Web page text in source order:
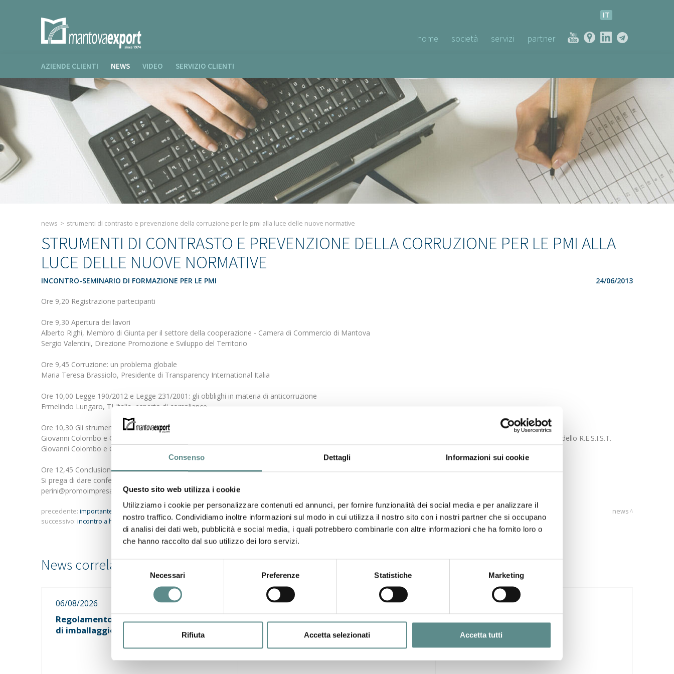
Consenso Dettagli Informazioni sui cookie
Questo sito web utilizza i cookie
Utilizziamo i cookie per personalizzare contenuti ed annunci, per fornire funzionalità dei social media e per analizzare il
nostro traffico. Condividiamo inoltre informazioni sul modo in cui utilizza il nostro sito con i nostri partner che si occupano
di analisi dei dati web, pubblicità e social media, i quali potrebbero combinarle con altre informazioni che ha fornito loro o
che hanno raccolto dal suo utilizzo dei loro servizi.
Selezione
Necessari Preferenze Statistiche Marketing
Rifiuta Accetta selezionati Accetta tutti
IT
home società servizi partner
AZIENDE CLIENTI NEWS VIDEO SERVIZIO CLIENTI
news > strumenti di contrasto e prevenzione della corruzione per le pmi alla luce delle nuove normative
STRUMENTI DI CONTRASTO E PREVENZIONE DELLA CORRUZIONE PER LE PMI ALLA
LUCE DELLE NUOVE NORMATIVE
INCONTRO-SEMINARIO DI FORMAZIONE PER LE PMI 24/06/2013
Ore 9,20 Registrazione partecipanti
Ore 9,30 Apertura dei lavori
Alberto Righi, Membro di Giunta per il settore della cooperazione - Camera di Commercio di Mantova
Sergio Valentini, Direzione Promozione e Sviluppo del Territorio
Ore 9,45 Corruzione: un problema globale
Maria Teresa Brassiolo, Presidente di Transparency International Italia
Ore 10,00 Legge 190/2012 e Legge 231/2001: gli obblighi in materia di anticorruzione
Ermelindo Lungaro, TI-Italia, esperto di compliance
Ore 10,30 Gli strumenti di Transparency International
Giovanni Colombo e Giorgio Fraschini, TI-Italia, Esperti “Private Sector”. Ore 11,15 Esercitazione pratica per le PMI partecipanti: utilizzo di una Check list e del modello R.E.S.I.S.T.
Giovanni Colombo e Giorgio Fraschini, TI-Italia, Esperti “Private Sector”.
Ore 12,45 Conclusioni e prospettive
Si prega di dare conferma di partecipazione all’indirizzo
perini@promoimpresaonline.it
precedente: importante - ingresso della croazia nell'unione europea -
successivo: incontro a helsinki con importatori agroalimentari del nord europa
news
06/08/2026
Regolamento sugli imballaggi e rifiuti
di imballaggio (PPWR)
31/07/2026
CHIUSURA ESTIVA UFFICI